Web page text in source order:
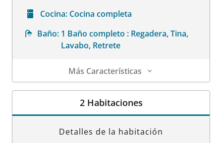
Cocina: Cocina completa
Baño: 1 Baño completo : Regadera, Tina,
Lavabo, Retrete
Más Características
Detalles de la habitación
2 Habitaciones
Detalles de la habitación